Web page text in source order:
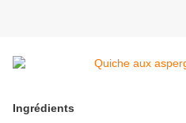
Ingrédients